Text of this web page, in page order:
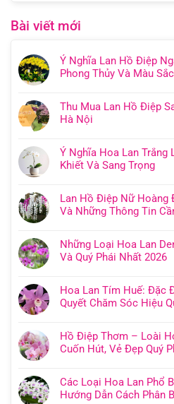
Bài viết mới
Ý Nghĩa Lan Hồ Điệp
Phong Thủy Và Màu Sắc
Thu Mua Lan Hồ Điệp
Hà Nội
Ý Nghĩa Hoa Lan Trắng
Khiết Và Sang Trọng
Lan Hồ Điệp Nữ Hoàng
Và Những Thông Tin
Những Loại Hoa Lan
Và Quý Phái Nhất 2026
Hoa Lan Tím Huế: Đặc
Quyết Chăm Sóc Hiệu
Hồ Điệp Thơm – Loài
Cuốn Hút, Vẻ Đẹp Quý
Các Loại Hoa Lan Phổ
Hướng Dẫn Cách Phân